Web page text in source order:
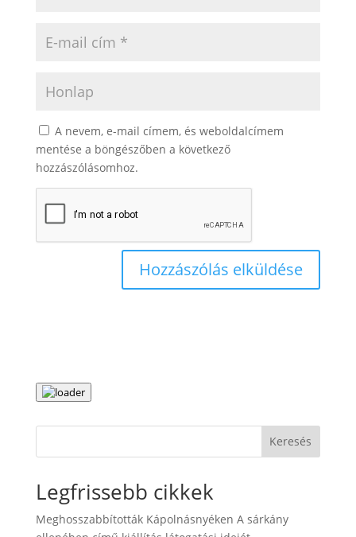
A nevem, e-mail címem, és weboldalcímem
mentése a böngészőben a következő
hozzászólásomhoz.
Keresés
Legfrissebb cikkek
Meghosszabbították Kápolnásnyéken A sárkány